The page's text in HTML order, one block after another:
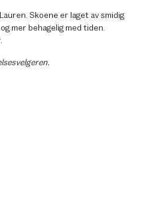
Skoene er laget av smidig
mer behagelig med tiden.